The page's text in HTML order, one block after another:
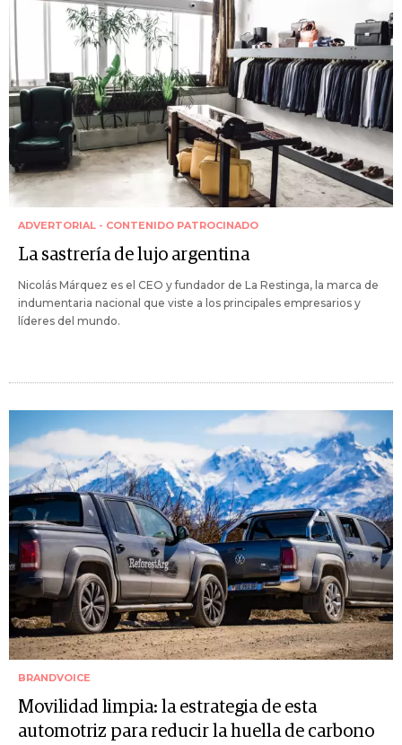
ADVERTORIAL - CONTENIDO PATROCINADO
La sastrería de lujo argentina
Nicolás Márquez es el CEO y fundador de La Restinga, la marca de
indumentaria nacional que viste a los principales empresarios y
líderes del mundo.
BRANDVOICE
Movilidad limpia: la estrategia de esta
automotriz para reducir la huella de carbono